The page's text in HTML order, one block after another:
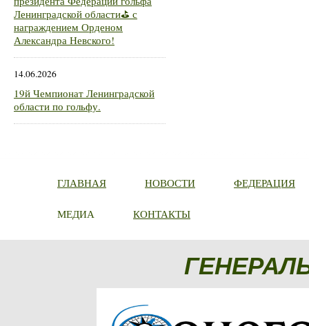
Ленинградской области⛳ с
награждением Орденом
Александра Невского!
14.06.2026
19й Чемпионат Ленинградской
области по гольфу.
ГЛАВНАЯ НОВОСТИ ФЕДЕРАЦИЯ
МЕДИА КОНТАКТЫ